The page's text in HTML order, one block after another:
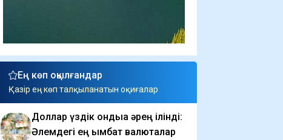
Ең көп оқылғандар
Қазір ең көп талқыланатын оқиғалар
Доллар үздік ондыққа әрең ілінді:
Әлемдегі ең қымбат валюталар